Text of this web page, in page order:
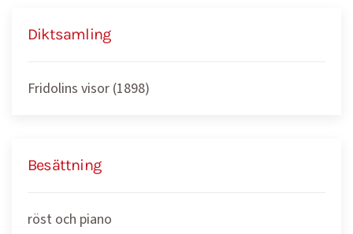
Diktsamling
Fridolins visor (1898)
Besättning
röst och piano